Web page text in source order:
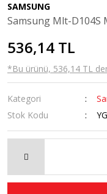
SAMSUNG
Samsung Mlt-D104S
536,14 TL
*Bu ürünü, 536,14 TL
Kategori
Stok Kodu